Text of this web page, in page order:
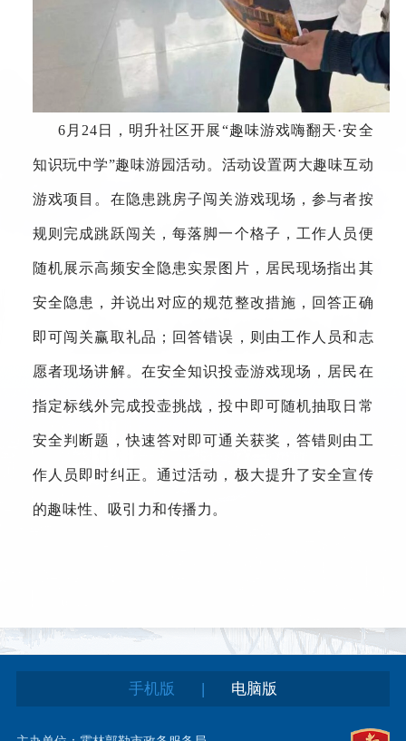
6月24日，明升社区开展“趣味游戏嗨翻天·安全
知识玩中学”趣味游园活动。活动设置两大趣味互动
游戏项目。在隐患跳房子闯关游戏现场，参与者按
规则完成跳跃闯关，每落脚一个格子，工作人员便
随机展示高频安全隐患实景图片，居民现场指出其
安全隐患，并说出对应的规范整改措施，回答正确
即可闯关赢取礼品；回答错误，则由工作人员和志
愿者现场讲解。在安全知识投壶游戏现场，居民在
指定标线外完成投壶挑战，投中即可随机抽取日常
安全判断题，快速答对即可通关获奖，答错则由工
作人员即时纠正。通过活动，极大提升了安全宣传
的趣味性、吸引力和传播力。
手机版 | 电脑版